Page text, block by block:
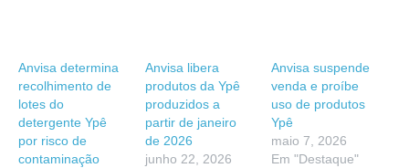
Anvisa determina
recolhimento de
lotes do
detergente Ypê
por risco de
contaminação
Anvisa libera
produtos da Ypê
produzidos a
partir de janeiro
de 2026
junho 22, 2026
Anvisa suspende
venda e proíbe
uso de produtos
Ypê
maio 7, 2026
Em "Destaque"